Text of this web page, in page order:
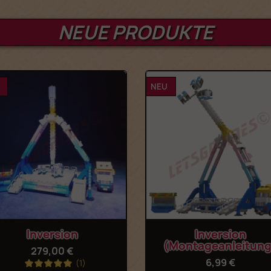
NEUE PRODUKTE
Vorschau
Inversion
279,00 €
(1)
Vorschau
Inversion
6,99 €
NEU